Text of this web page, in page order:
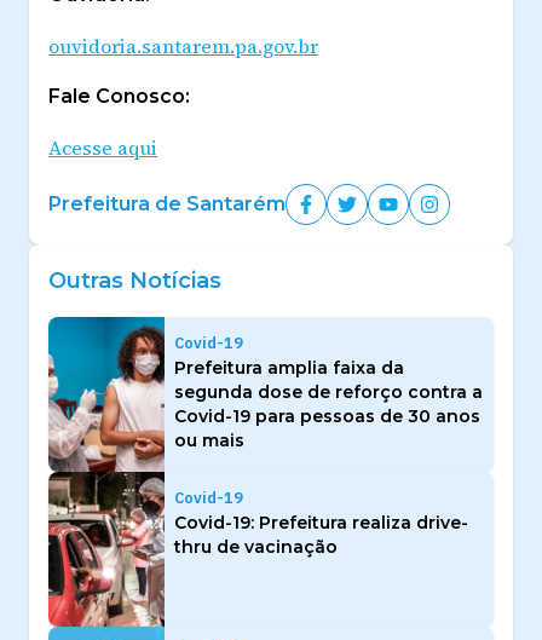
ouvidoria.santarem.pa.gov.br
Fale Conosco:
Acesse aqui
Prefeitura de Santarém
Outras Notícias
Covid-19
Prefeitura amplia faixa da
segunda dose de reforço contra a
Covid-19 para pessoas de 30 anos
ou mais
Covid-19
Covid-19: Prefeitura realiza drive-
thru de vacinação